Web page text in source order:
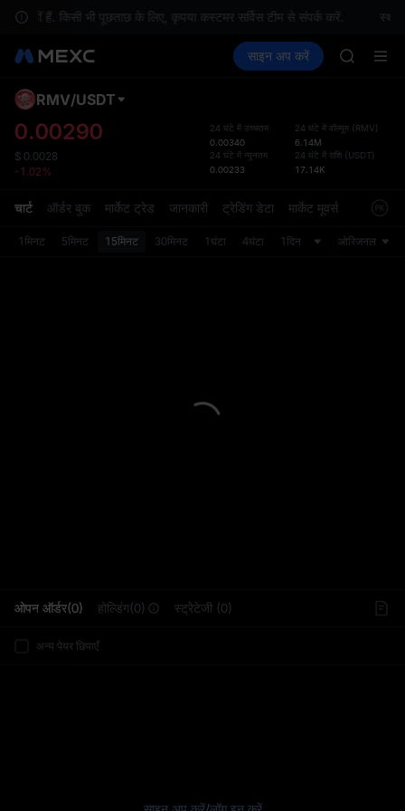
नहीं हैं. किसी भी पूछताछ के लिए, कृपया कस्टमर सर्विस टीम से संपर्क करें.
स्पॉट फ़्यूचर्स SPCX कमाएँ
साइन अप करें
SKYAI
HFT
SKYAI
ACE
UNITREE
Unitree
को
RMV/USDT
0.00290
$ 0.0028
-1.02%
24 घंटे में उच्चतम
0.00340
24 घंटे में न्यूनतम
0.00233
24 घंटे में वॉल्यूम (RMV)
6.14M
24 घंटे में राशि (USDT)
17.14K
चार्ट ऑर्डर बुक मार्केट ट्रेड जानकारी ट्रेडिंग डेटा मार्केट मूवर्स
1मिनट 5मिनट 15मिनट 30मिनट 1घंटा 4घंटा 1दिन ओरिजनल
ओपन ऑर्डर(0) होल्डिंग(0) स्ट्रेटेजी (0)
अन्य पेयर छिपाएँ